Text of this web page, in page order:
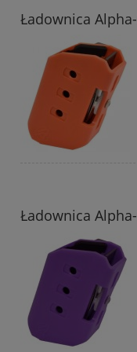
Ładownica
Ładownica